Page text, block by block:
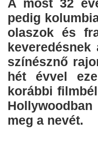
A most 32
pedig
olaszok és
színésznő
hét évvel
korábbi
meg a nevét.